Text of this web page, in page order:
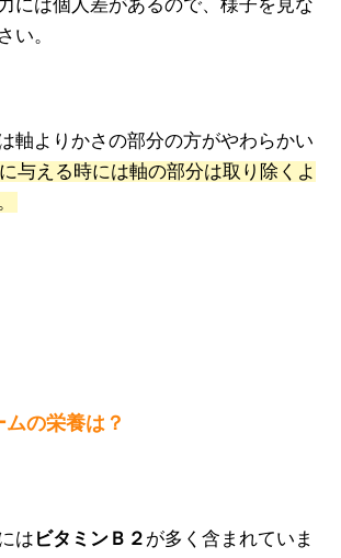
には個人差があるので、様子を見な
い。
軸よりかさの部分の方がやわらかい
与える時には軸の部分は取り除くよ
の栄養は？
は ビタミンＢ２ が多く含まれていま